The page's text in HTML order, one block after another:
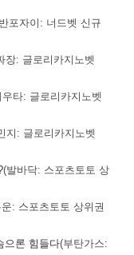
포자이: 너드벳 신규
장: 글로리카지노벳
우타: 글로리카지노벳
지: 글로리카지노벳
(발바닥: 스포츠토토 상
: 스포츠토토 상위권
으론 힘들다(부탄가스: